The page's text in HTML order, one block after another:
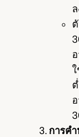
การค